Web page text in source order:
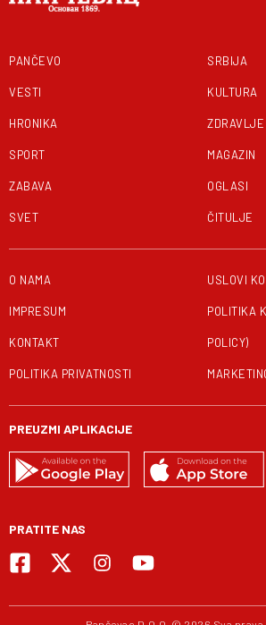
PANČEVO
VESTI
HRONIKA
SPORT
ZABAVA
SVET
SRBIJA
KULTURA
ZDRAVLJE
MAGAZIN
OGLASI
ČITULJE
O NAMA
IMPRESUM
KONTAKT
POLITIKA PRIVATNOSTI
USLOVI
POLITIKA
POLICY)
PREUZMI APLIKACIJE
PRATITE NAS